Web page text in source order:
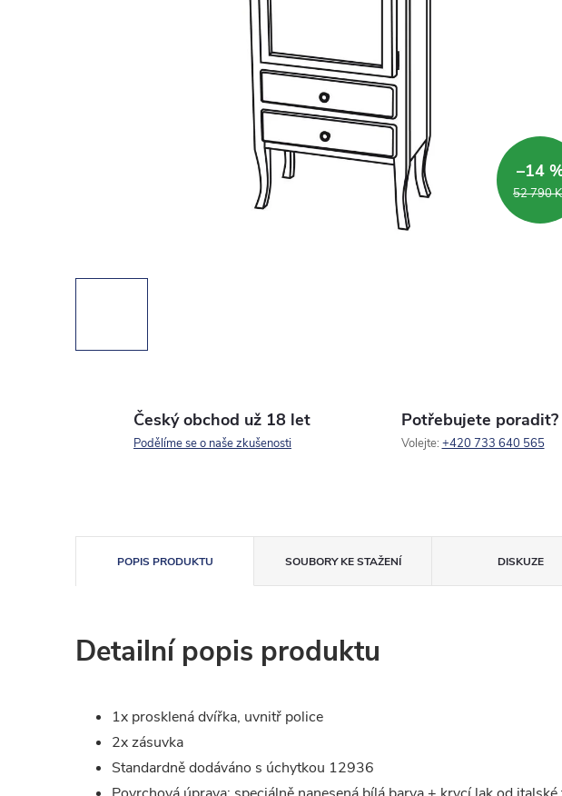
52 790
–14
Český obchod už 18 let
Podělíme se o naše zkušenosti
Potřebujete poradit?
Volejte: +420 733 640 565
POPIS PRODUKTU SOUBORY KE STAŽENÍ DISKUZE
Detailní popis produktu
1x prosklená dvířka, uvnitř police
2x zásuvka
Standardně dodáváno s úchytkou 12936